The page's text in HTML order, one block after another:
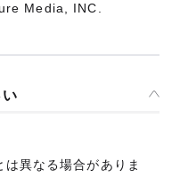
Media, INC.
い
異なる場合がありま